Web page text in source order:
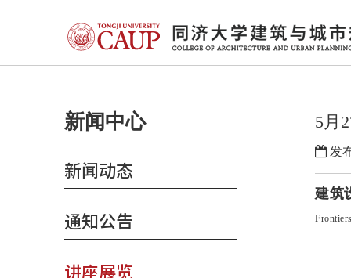
新闻中心
新闻动态
通知公告
讲座展览
5月
发
建筑